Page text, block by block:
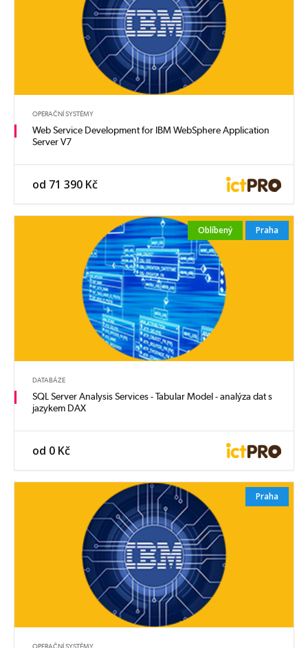
OPERAČNÍ SYSTÉMY
Web Service Development for IBM WebSphere Application
Server V7
od 71 390 Kč
Oblíbený Praha
DATABÁZE
SQL Server Analysis Services - Tabular Model - analýza dat s
jazykem DAX
od 0 Kč
Praha
OPERAČNÍ SYSTÉMY